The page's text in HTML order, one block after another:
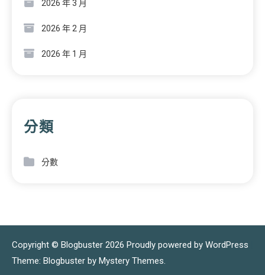
2026 年 3 月
2026 年 2 月
2026 年 1 月
分類
分數
Copyright © Blogbuster 2026 Proudly powered by WordPress
Theme: Blogbuster by Mystery Themes